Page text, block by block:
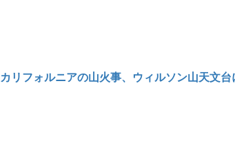
カリフォルニアの山火事、ウィルソン山天文